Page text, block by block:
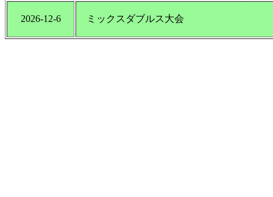
2026-12-6 ミックスダブルス大会